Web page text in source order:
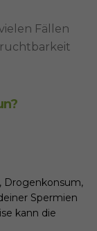
Fällen
Drogenkonsum,
Spermien
kann die